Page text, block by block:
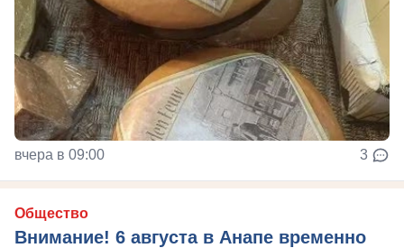
вчера в 09:00 3
Общество
Внимание! 6 августа в Анапе временно